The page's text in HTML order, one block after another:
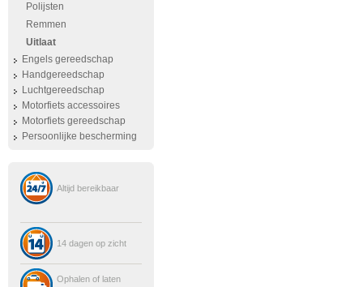
Polijsten
Remmen
Uitlaat
Engels gereedschap
Handgereedschap
Luchtgereedschap
Motorfiets accessoires
Motorfiets gereedschap
Persoonlijke bescherming
Altijd bereikbaar
14 dagen op zicht
Ophalen of laten